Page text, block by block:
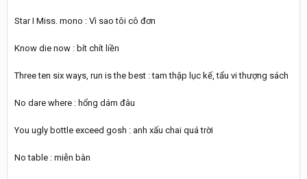
Star I Miss. mono : Vì sao tôi cô đơn
Know die now : bít chít liền
Three ten six ways, run is the best : tam thập lục kế, tẩu vi thượng sách
No dare where : hổng dám đâu
You ugly bottle exceed gosh : anh xấu chai quá trời
No table : miễn bàn